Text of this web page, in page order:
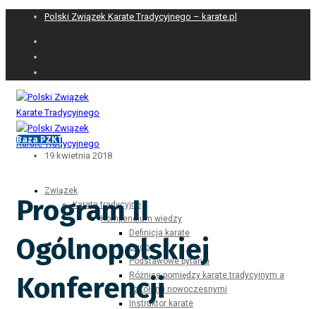
Polski Związek Karate Tradycyjnego – karate.pl
Baza PZKT
Związek
Karate tradycyjne
Kompendium wiedzy
Definicja karate
Budo
Podstawowe pytania
Różnice pomiędzy karate tradycyjnym a
szkołami nowoczesnymi
Instruktor karate
19 kwietnia 2018
Program II
Ogólnopolskiej
Konferencji